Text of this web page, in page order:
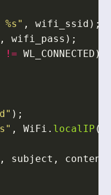
, wifi_ssid );
, wifi_pass );
!= WL_CONNECTED )
);
, WiFi . localIP
, subject , content